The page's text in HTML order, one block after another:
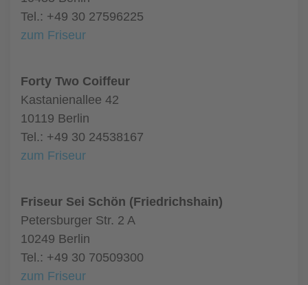
Tel.: +49 30 27596225
zum Friseur
Forty Two Coiffeur
Kastanienallee 42
10119 Berlin
Tel.: +49 30 24538167
zum Friseur
Friseur Sei Schön (Friedrichshain)
Petersburger Str. 2 A
10249 Berlin
Tel.: +49 30 70509300
zum Friseur